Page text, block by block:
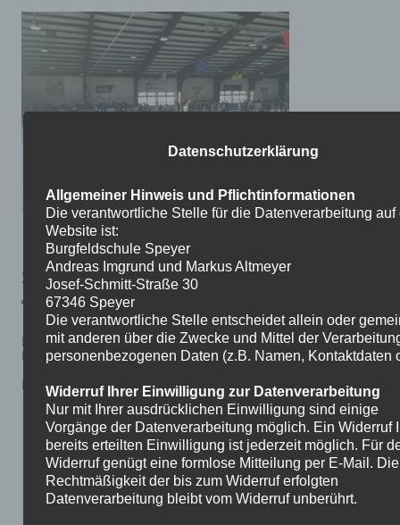
SCHREIBE EINEN KOMMENTAR
Deine E-Mail-Adresse wird nicht veröffentlicht.
Erforderliche Felder sind mit*markiert
Kommentar*
Datenschutzerklärung
Allgemeiner Hinweis und Pflichtinformationen
Die verantwortliche Stelle für die Datenverarbeitung auf
Website ist:
Burgfeldschule Speyer
Andreas Imgrund und Markus Altmeyer
Josef-Schmitt-Straße 30
67346 Speyer
Die verantwortliche Stelle entscheidet allein oder
mit anderen über die Zwecke und Mittel der
personenbezogenen Daten (z.B. Namen, Kontaktdaten
Widerruf Ihrer Einwilligung zur Datenverarbeitung
Nur mit Ihrer ausdrücklichen Einwilligung sind einige
Vorgänge der Datenverarbeitung möglich. Ein Widerruf
bereits erteilten Einwilligung ist jederzeit möglich. Für
Widerruf genügt eine formlose Mitteilung per E-Mail. Die
Rechtmäßigkeit der bis zum Widerruf erfolgten
Datenverarbeitung bleibt vom Widerruf unberührt.